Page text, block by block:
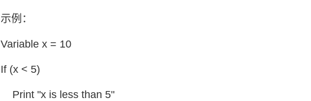
示例：
Variable x = 10
If (x < 5)
Print "x is less than 5"